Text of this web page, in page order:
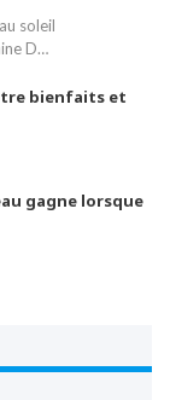
soleil
D…
bienfaits et
gagne lorsque